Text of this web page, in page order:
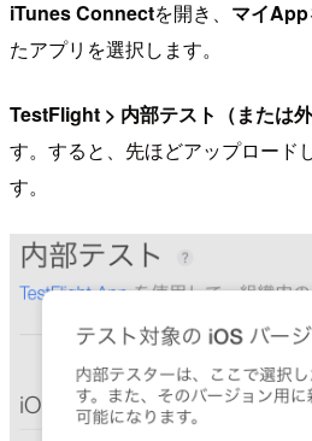
iTunes Connectを開き、 マイApp
たアプリを選択します。
TestFlight > 内部テスト（または外
す。すると、先ほどアップロード
す。